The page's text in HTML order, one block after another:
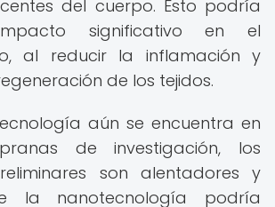
del cuerpo. Esto podría
significativo en el
al reducir la inflamación y
de los tejidos.
aún se encuentra en
de investigación, los
son alentadores y
la nanotecnología podría